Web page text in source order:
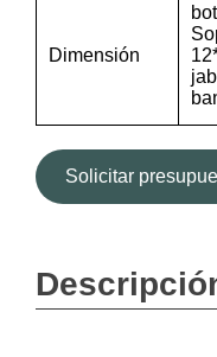
Dimensión
Solicitar